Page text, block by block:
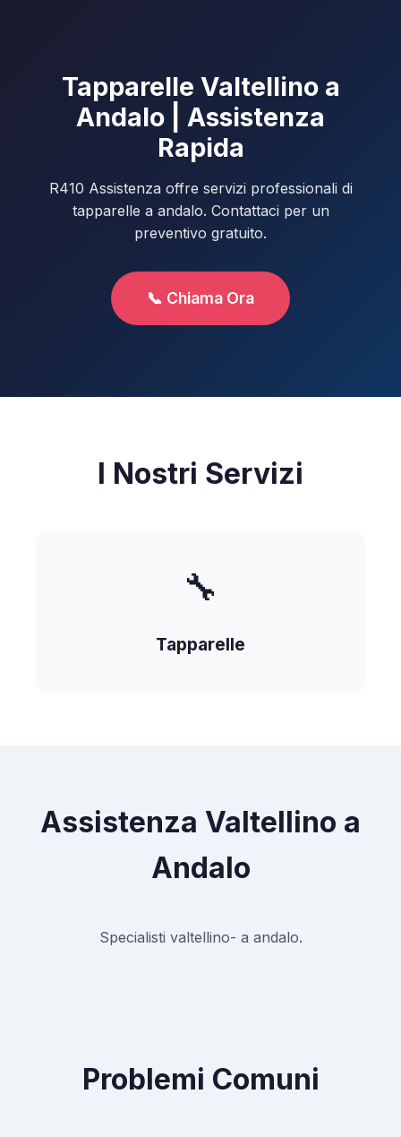
Tapparelle Valtellino a
Andalo | Assistenza
Rapida
R410 Assistenza offre servizi professionali di
tapparelle a andalo. Contattaci per un
preventivo gratuito.
📞 Chiama Ora
I Nostri Servizi
🔧
Tapparelle
Assistenza Valtellino a
Andalo
Specialisti valtellino- a andalo.
Problemi Comuni